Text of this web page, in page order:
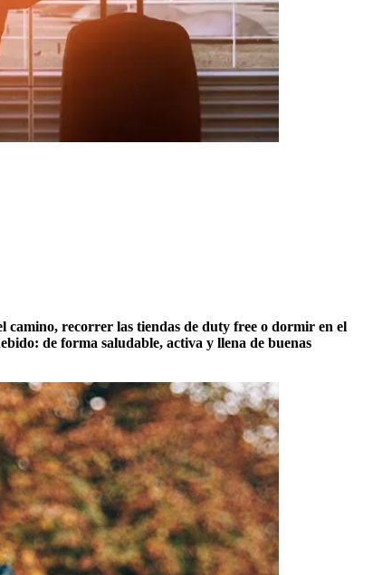
camino, recorrer las tiendas de duty free o dormir en el
de forma saludable, activa y llena de buenas